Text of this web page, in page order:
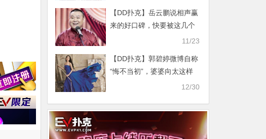
【DD扑克】岳云鹏说相声赢
来的好口碑，快要被这几个
11/23
【DD扑克】郭碧婷微博自称
“悔不当初”，婆婆向太这样
12/30